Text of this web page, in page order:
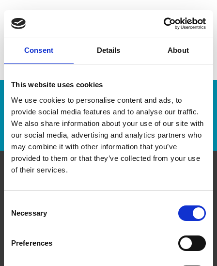
Consent Details About
This website uses cookies
We use cookies to personalise content and ads, to
provide social media features and to analyse our traffic.
We also share information about your use of our site with
our social media, advertising and analytics partners who
may combine it with other information that you’ve
provided to them or that they’ve collected from your use
of their services.
Selection
Necessary
Preferences
**Des frais supplémentaires peuvent s’appliquer.
Numéro de suivi :
Repérer un envoi
100 Bronte Road, Unit #11